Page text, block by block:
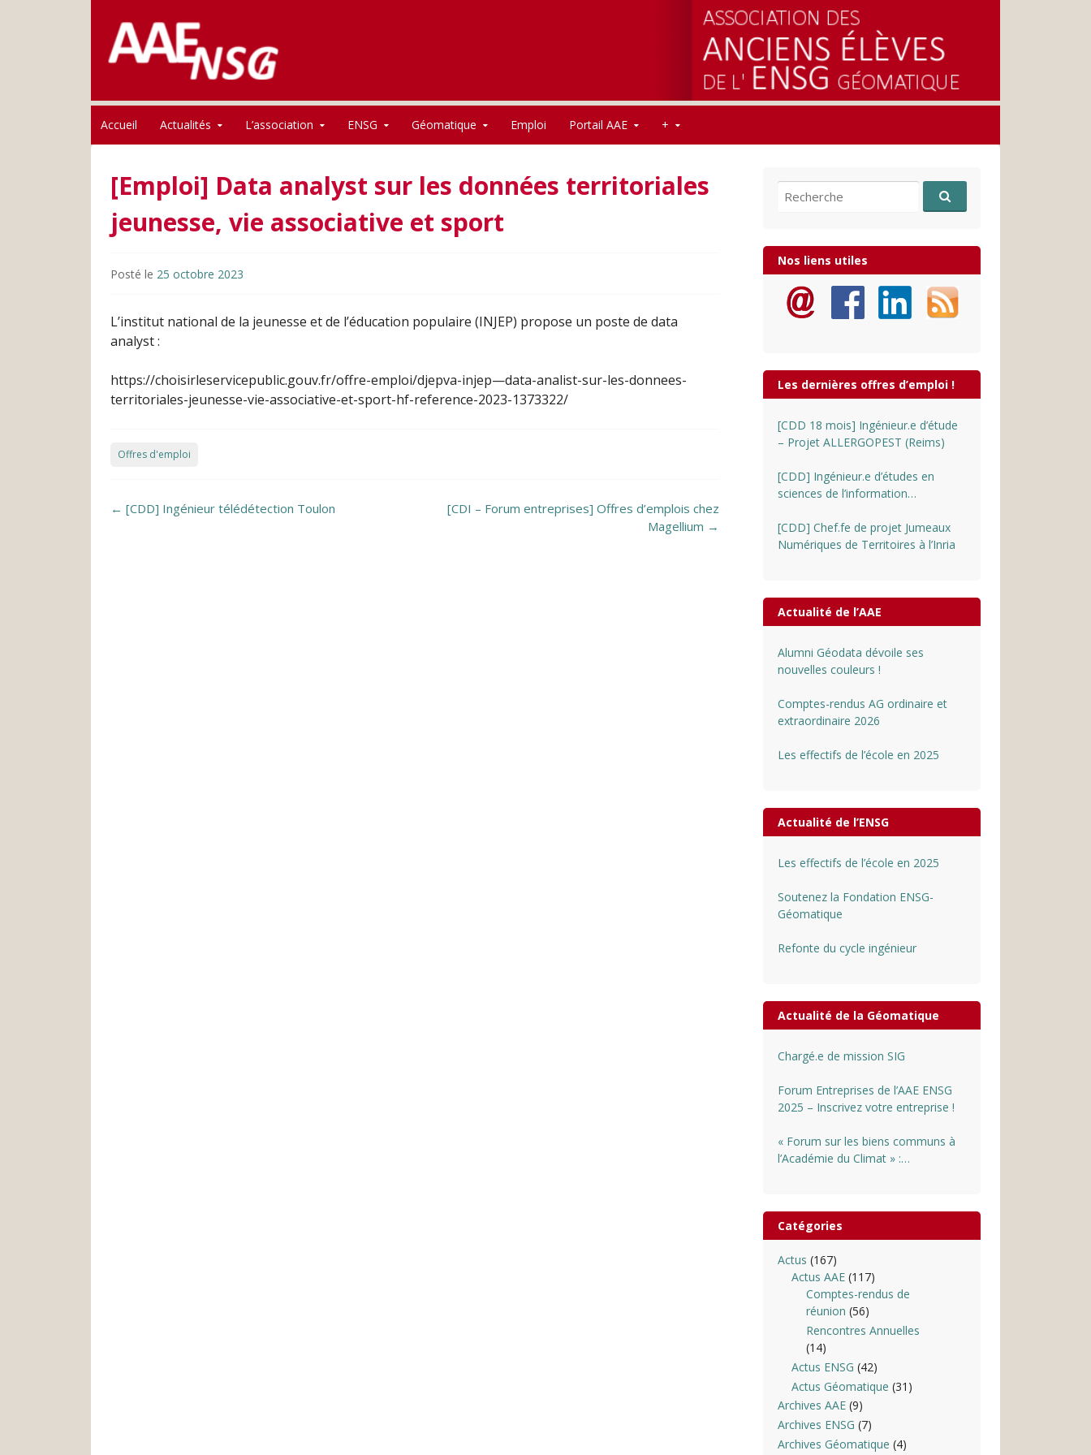
AAE-ENSG
Accueil Actualités L’association ENSG Géomatique Emploi Portail AAE +
[Emploi] Data analyst sur les données territoriales
jeunesse, vie associative et sport
Posté le 25 octobre 2023
L’institut national de la jeunesse et de l’éducation populaire (INJEP) propose un poste de data
analyst :
https://choisirleservicepublic.gouv.fr/offre-emploi/djepva-injep—data-analist-sur-les-donnees-
territoriales-jeunesse-vie-associative-et-sport-hf-reference-2023-1373322/
Offres d'emploi
Post navigation
← [CDD] Ingénieur télédétection Toulon
[CDI – Forum entreprises] Offres d’emplois chez
Magellium →
Recherche pour:
Nos liens utiles
Les dernières offres d’emploi !
[CDD 18 mois] Ingénieur.e d’étude
– Projet ALLERGOPEST (Reims)
[CDD] Ingénieur.e d’études en
sciences de l’information
[CDD] Chef.fe de projet Jumeaux
Numériques de Territoires à l’Inria
Actualité de l’AAE
Alumni Géodata dévoile ses
nouvelles couleurs !
Comptes-rendus AG ordinaire et
extraordinaire 2026
Les effectifs de l’école en 2025
Actualité de l’ENSG
Les effectifs de l’école en 2025
Soutenez la Fondation ENSG-
Géomatique
Refonte du cycle ingénieur
Actualité de la Géomatique
Chargé.e de mission SIG
Forum Entreprises de l’AAE ENSG
2025 – Inscrivez votre entreprise !
« Forum sur les biens communs à
l’Académie du Climat » :
Catégories
Actus (167)
Actus AAE (117)
Comptes-rendus de
réunion (56)
Rencontres Annuelles
(14)
Actus ENSG (42)
Actus Géomatique (31)
Archives AAE(9)
Archives ENSG (7)
Archives Géomatique (4)